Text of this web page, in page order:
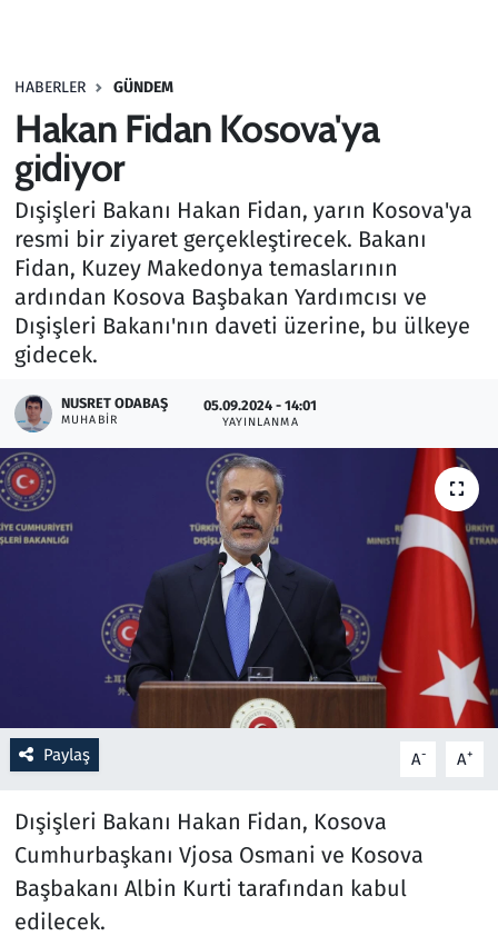
HABERLER GÜNDEM
Hakan Fidan Kosova'ya
gidiyor
Dışişleri Bakanı Hakan Fidan, yarın Kosova'ya
resmi bir ziyaret gerçekleştirecek. Bakanı
Fidan, Kuzey Makedonya temaslarının
ardından Kosova Başbakan Yardımcısı ve
Dışişleri Bakanı'nın daveti üzerine, bu ülkeye
gidecek.
NUSRET ODABAŞ
MUHABIR
05.09.2024 - 14:01
YAYINLANMA
Paylaş A- A+
Dışişleri Bakanı Hakan Fidan, Kosova
Cumhurbaşkanı Vjosa Osmani ve Kosova
Başbakanı Albin Kurti tarafından kabul
edilecek.
Haber
Kültür Sanat
Kurumsal Haberler
Lezzet Durağı
Memur ve Kamu
Resmi İlanlar
Rüya Tabirleri
Sağlık
Seçim 2023
Spor
Teknoloji ve Bilim